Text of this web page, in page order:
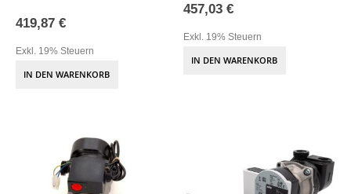
419,87 €
Exkl. 19% Steuern
IN DEN WARENKORB
457,03 €
Exkl. 19% Steuern
IN DEN WARENKORB